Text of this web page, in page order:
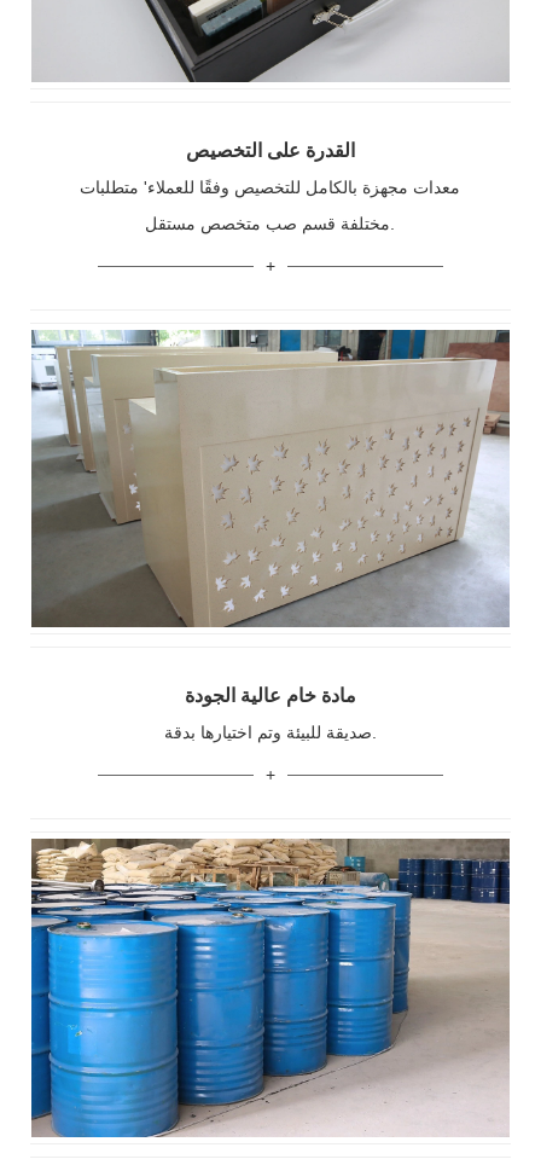
مادة خام عالية الجودة
صديقة للبيئة وتم اختيارها بدقة.
القدرة على التخصيص
معدات مجهزة بالكامل للتخصيص وفقًا للعملاء' متطلبات